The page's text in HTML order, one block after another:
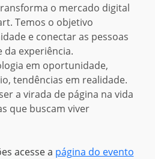
o mercado digital
Temos o objetivo
e conectar as pessoas
experiência.
em oportunidade,
tendências em realidade.
a virada de página na vida
que buscam viver
acesse a página do evento